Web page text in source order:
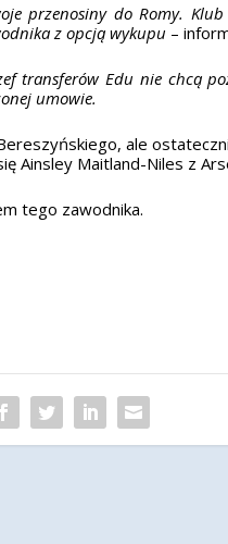
przenosiny do Romy.
z opcją wykupu –
transferów Edu nie chcą
umowie.
ale
Ainsley Maitland-Niles z
tego zawodnika.